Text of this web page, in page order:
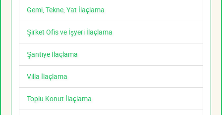
Gemi, Tekne, Yat İlaçlama
Şirket Ofis ve İşyeri İlaçlama
Şantiye İlaçlama
Villa İlaçlama
Toplu Konut İlaçlama